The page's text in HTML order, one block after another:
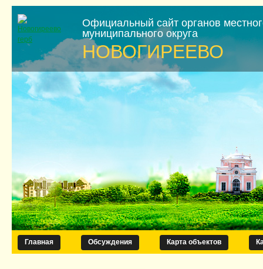
Официальный сайт органов
муниципального округа
НОВОГИРЕЕВО
Главная Обсуждения Карта объектов